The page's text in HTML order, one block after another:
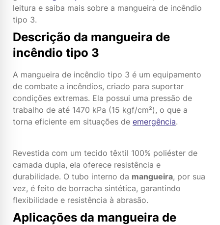
leitura e saiba mais sobre a mangueira de incêndio
tipo 3.
Descrição da mangueira de
incêndio tipo 3
A mangueira de incêndio tipo 3 é um equipamento
de combate a incêndios, criado para suportar
condições extremas. Ela possui uma pressão de
trabalho de até 1470 kPa (15 kgf/cm²), o que a
torna eficiente em situações de emergência.
Revestida com um tecido têxtil 100% poliéster de
camada dupla, ela oferece resistência e
durabilidade. O tubo interno da mangueira, por sua
vez, é feito de borracha sintética, garantindo
flexibilidade e resistência à abrasão.
Aplicações da mangueira de